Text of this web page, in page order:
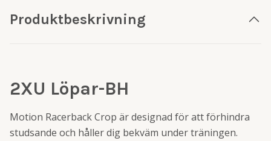
Produktbeskrivning
2XU Löpar-BH
Motion Racerback Crop är designad för att förhindra
studsande och håller dig bekväm under träningen.